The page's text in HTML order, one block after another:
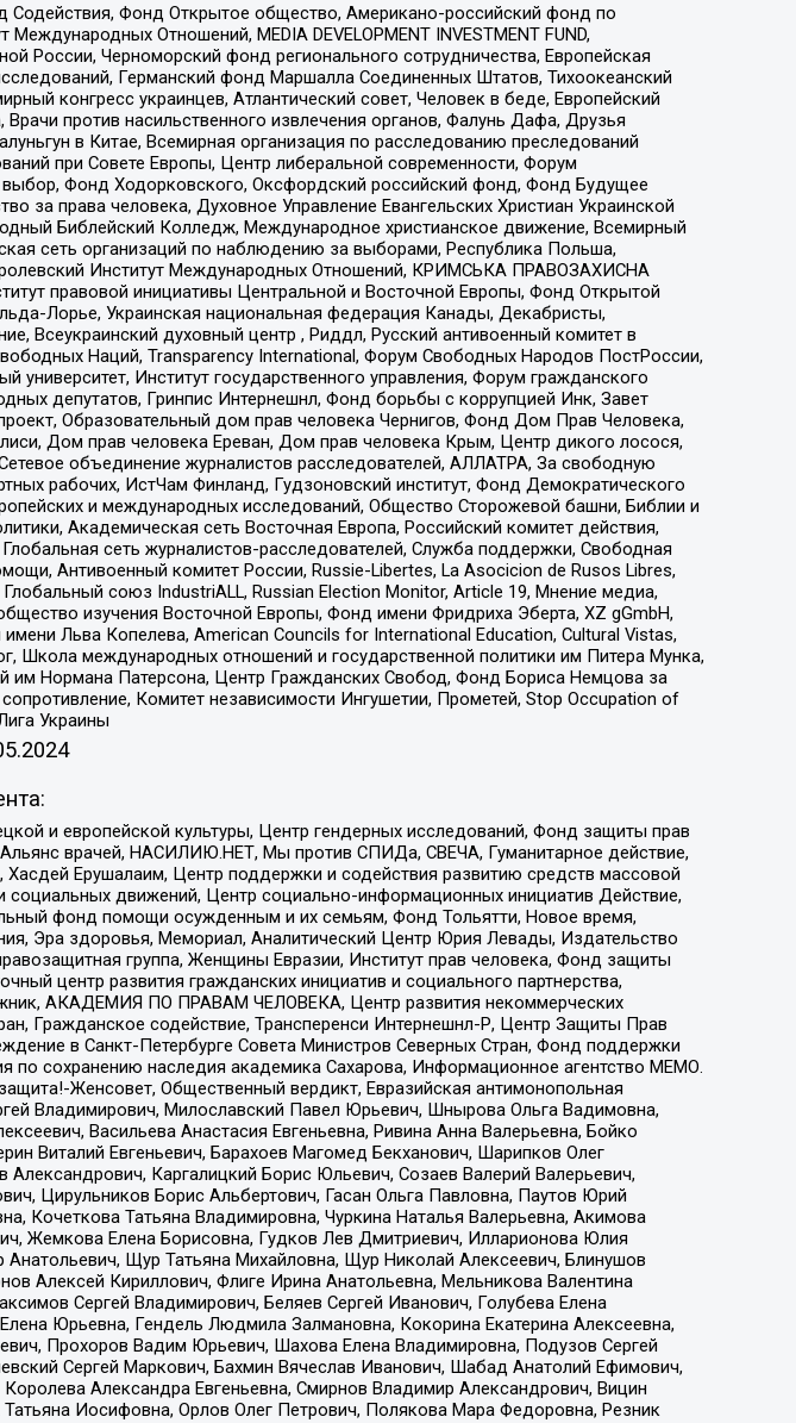
Фонд Открытое общество, Американо-российский фонд по
Отношений, MEDIA DEVELOPMENT INVESTMENT FUND,
России, Черноморский фонд регионального сотрудничества, Европейская
Германский фонд Маршалла Соединенных Штатов, Тихоокеанский
конгресс украинцев, Атлантический совет, Человек в беде, Европейский
против насильственного извлечения органов, Фалунь Дафа, Друзья
в Китае, Всемирная организация по расследованию преследований
при Совете Европы, Центр либеральной современности, Форум
Фонд Ходорковского, Оксфордский российский фонд, Фонд Будущее
права человека, Духовное Управление Евангельских Христиан Украинской
Библейский Колледж, Международное христианское движение, Всемирный
сеть организаций по наблюдению за выборами, Республика Польша,
Институт Международных Отношений, КРИМСЬКА ПРАВОЗАХИСНА
правовой инициативы Центральной и Восточной Европы, Фонд Открытой
Лорье, Украинская национальная федерация Канады, Декабристы,
Всеукраинский духовный центр , Риддл, Русский антивоенный комитет в
Наций, Transparеncy International, Форум Свободных Народов ПостРоссии,
Институт государственного управления, Форум гражданского
депутатов, Гринпис Интернешнл, Фонд борьбы с коррупцией Инк, Завет
Образовательный дом прав человека Чернигов, Фонд Дом Прав Человека,
Дом прав человека Ереван, Дом прав человека Крым, Центр дикого лосося,
объединение журналистов расследователей, АЛЛАТРА, За свободную
рабочих, ИстЧам Финланд, Гудзоновский институт, Фонд Демократического
и международных исследований, Общество Сторожевой башни, Библии и
Академическая сеть Восточная Европа, Российский комитет действия,
сеть журналистов-расследователей, Служба поддержки, Свободная
Антивоенный комитет России, Russie-Libertes, La Asocicion de Rusos Libres,
союз IndustriALL, Russian Election Monitor, Article 19, Мнение медиа,
изучения Восточной Европы, Фонд имени Фридриха Эберта, XZ gGmbH,
Льва Копелева, American Councils for International Education, Cultural Vistas,
Школа международных отношений и государственной политики им Питера Мунка,
Нормана Патерсона, Центр Гражданских Свобод, Фонд Бориса Немцова за
Комитет независимости Ингушетии, Прометей, Stop Occupation of
Украины
и европейской культуры, Центр гендерных исследований, Фонд защиты прав
врачей, НАСИЛИЮ.НЕТ, Мы против СПИДа, СВЕЧА, Гуманитарное действие,
Ерушалаим, Центр поддержки и содействия развитию средств массовой
движений, Центр социально-информационных инициатив Действие,
фонд помощи осужденным и их семьям, Фонд Тольятти, Новое время,
Эра здоровья, Мемориал, Аналитический Центр Юрия Левады, Издательство
группа, Женщины Евразии, Институт прав человека, Фонд защиты
центр развития гражданских инициатив и социального партнерства,
АКАДЕМИЯ ПО ПРАВАМ ЧЕЛОВЕКА, Центр развития некоммерческих
Гражданское содействие, Трансперенси Интернешнл-Р, Центр Защиты Прав
в Санкт-Петербурге Совета Министров Северных Стран, Фонд поддержки
сохранению наследия академика Сахарова, Информационное агентство МЕМО.
Женсовет, Общественный вердикт, Евразийская антимонопольная
Владимирович, Милославский Павел Юрьевич, Шнырова Ольга Вадимовна,
Васильева Анастасия Евгеньевна, Ривина Анна Валерьевна, Бойко
Виталий Евгеньевич, Барахоев Магомед Бекханович, Шарипков Олег
Каргалицкий Борис Юльевич, Созаев Валерий Валерьевич,
Цирульников Борис Альбертович, Гасан Ольга Павловна, Паутов Юрий
Кочеткова Татьяна Владимировна, Чуркина Наталья Валерьевна, Акимова
Жемкова Елена Борисовна, Гудков Лев Дмитриевич, Илларионова Юлия
Щур Татьяна Михайловна, Щур Николай Алексеевич, Блинушов
Алексей Кириллович, Флиге Ирина Анатольевна, Мельникова Валентина
Сергей Владимирович, Беляев Сергей Иванович, Голубева Елена
Юрьевна, Гендель Людмила Залмановна, Кокорина Екатерина Алексеевна,
Прохоров Вадим Юрьевич, Шахова Елена Владимировна, Подузов Сергей
Сергей Маркович, Бахмин Вячеслав Иванович, Шабад Анатолий Ефимович,
Александра Евгеньевна, Смирнов Владимир Александрович, Вицин
Иосифовна, Орлов Олег Петрович, Полякова Мара Федоровна, Резник